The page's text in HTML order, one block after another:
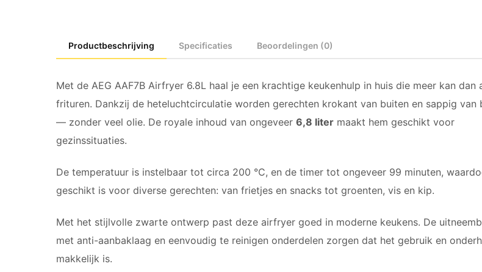
Productbeschrijving Specificaties Beoordelingen (0)
Met de AEG AAF7B Airfryer 6.8L haal je een krachtige keukenhulp in huis die meer kan dan
frituren. Dankzij de heteluchtcirculatie worden gerechten krokant van buiten en sappig van
— zonder veel olie. De royale inhoud van ongeveer 6,8 liter maakt hem geschikt voor
gezinssituaties.
De temperatuur is instelbaar tot circa 200 °C, en de timer tot ongeveer 99 minuten,
geschikt is voor diverse gerechten: van frietjes en snacks tot groenten, vis en kip.
Met het stijlvolle zwarte ontwerp past deze airfryer goed in moderne keukens. De
met anti-aanbaklaag en eenvoudig te reinigen onderdelen zorgen dat het gebruik en
makkelijk is.